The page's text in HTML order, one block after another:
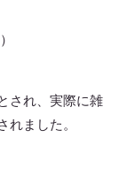
され、実際に雑
ました。